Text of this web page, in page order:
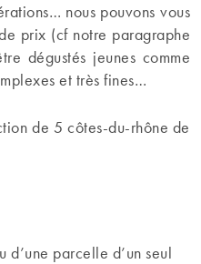
nous pouvons vous
prix (cf notre paragraphe
dégustés jeunes comme
et très fines…
de 5 côtes-du-rhône de
d’une parcelle d’un seul